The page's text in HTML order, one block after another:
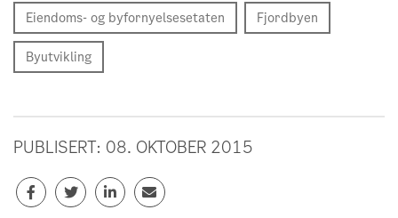
Eiendoms- og byfornyelsesetaten Fjordbyen
Byutvikling
PUBLISERT: 08. OKTOBER 2015